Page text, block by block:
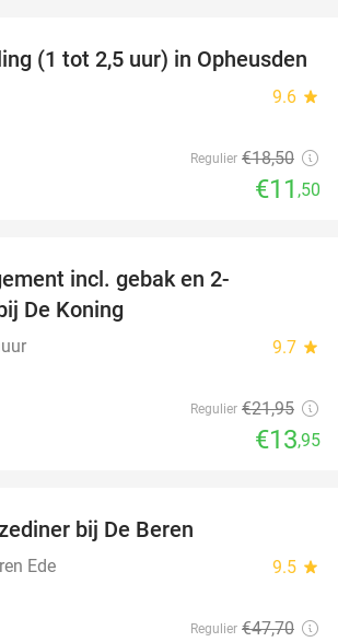
38%
(1 tot 2,5 uur) in Opheusden
9.6 star
Regulier €18,50
€11 ,50
incl. gebak en 2-
De Koning
9.7 star
Regulier €21,95
€13,95
bij De Beren
Ede 9.5 star
Regulier €47,70